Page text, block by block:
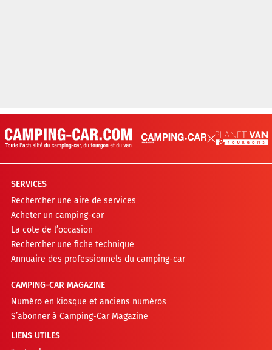
SERVICES
Rechercher une aire de services
Acheter un camping-car
La cote de l’occasion
Rechercher une fiche technique
Annuaire des professionnels du camping-car
CAMPING-CAR MAGAZINE
Numéro en kiosque et anciens numéros
S’abonner à Camping-Car Magazine
LIENS UTILES